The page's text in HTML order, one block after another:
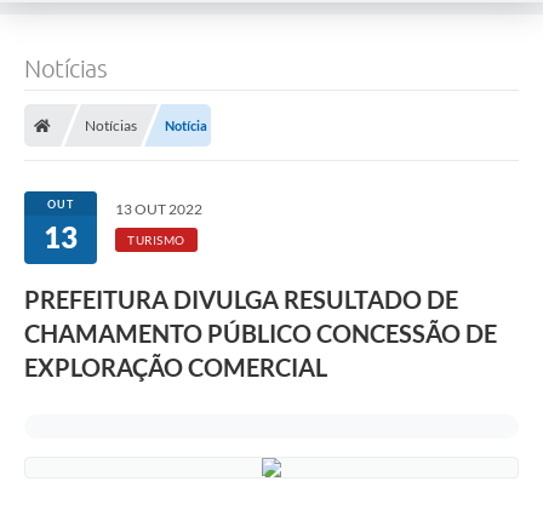
Notícias
Notícias Notícia
OUT
13
13 OUT 2022
TURISMO
PREFEITURA DIVULGA RESULTADO DE
CHAMAMENTO PÚBLICO CONCESSÃO DE
EXPLORAÇÃO COMERCIAL